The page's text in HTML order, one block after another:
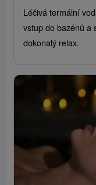
Léčivá termální
vstup do bazénů a
dokonalý relax.